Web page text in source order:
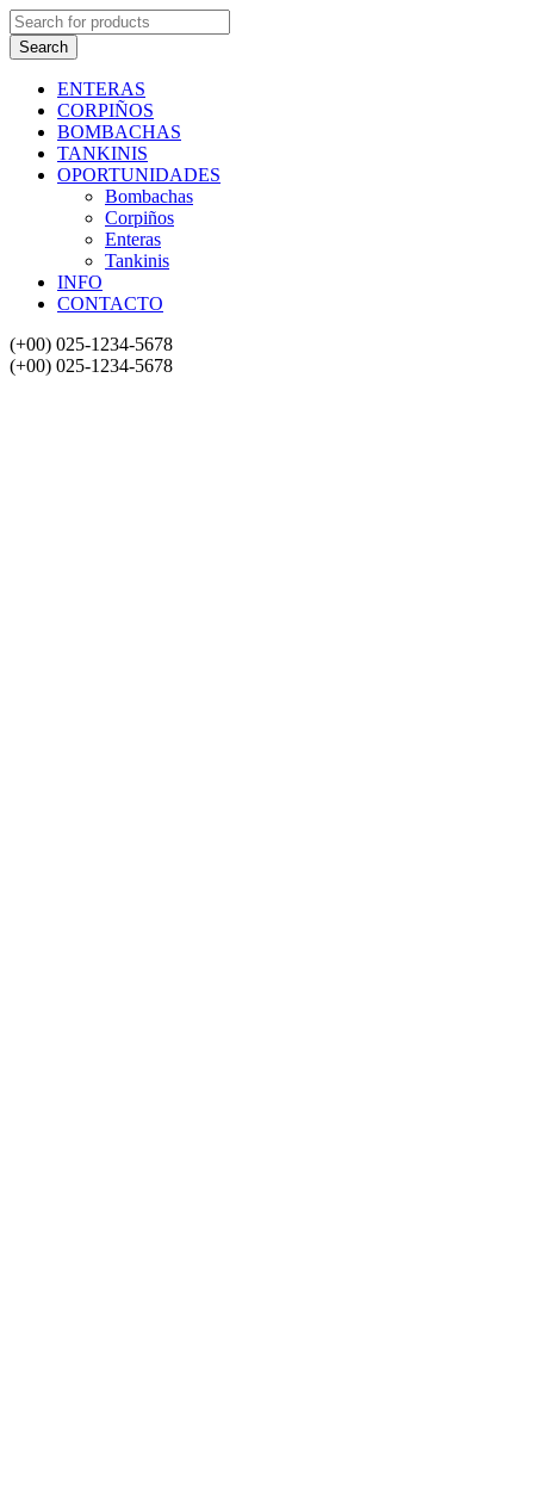
ENTERAS
CORPIÑOS
BOMBACHAS
TANKINIS
OPORTUNIDADES
Bombachas
Corpiños
Enteras
Tankinis
INFO
CONTACTO
(+00) 025-1234-5678
(+00) 025-1234-5678